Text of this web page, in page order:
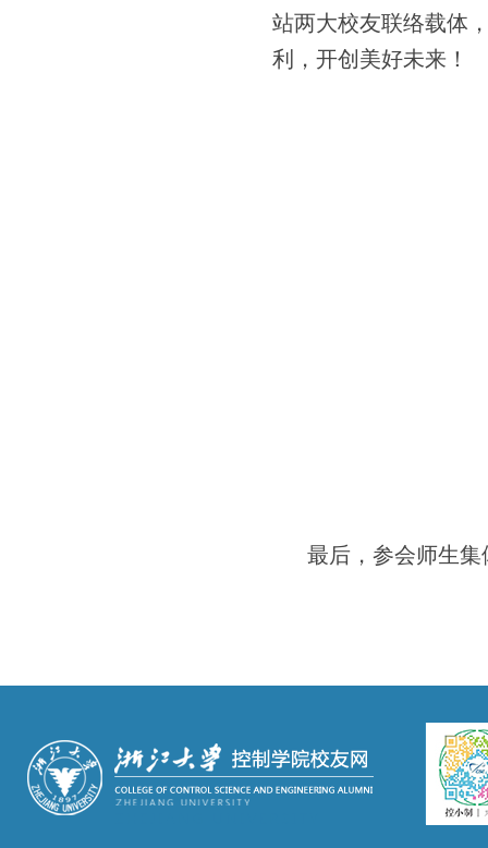
站两大校友联络载体
利，开创美好未来！
最后，参会师生